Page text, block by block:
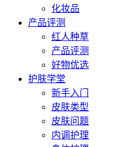
化妆品
产品评测
红人种草
产品评测
好物优选
护肤学堂
新手入门
皮肤类型
皮肤问题
内调护理